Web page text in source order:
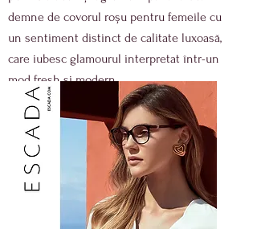
demne de covorul roșu pentru femeile cu
un sentiment distinct de calitate luxoasă,
care iubesc glamourul interpretat într-un
mod fresh și modern.